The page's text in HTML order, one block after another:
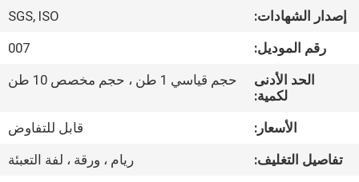
جولة
المصنع
مراقبة
الجودة
إصدار الشهادات:
SGS, ISO
رقم الموديل:
007
الحد الأدنى
لكمية:
حجم قياسي 1 طن ، حجم مخصص 10 طن
الأسعار:
قابل للتفاوض
تفاصيل التغليف:
ريام ، ورقة ، لفة التعبئة